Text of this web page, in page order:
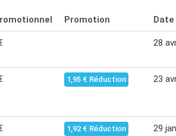
Promotion
28
1,95 € Réduction 23
1,92 € Réduction 29